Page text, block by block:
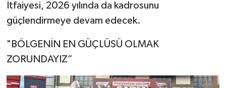
İtfaiyesi, 2026 yılında da kadrosunu
güçlendirmeye devam edecek.
"BÖLGENİN EN GÜÇLÜSÜ OLMAK
ZORUNDAYIZ”